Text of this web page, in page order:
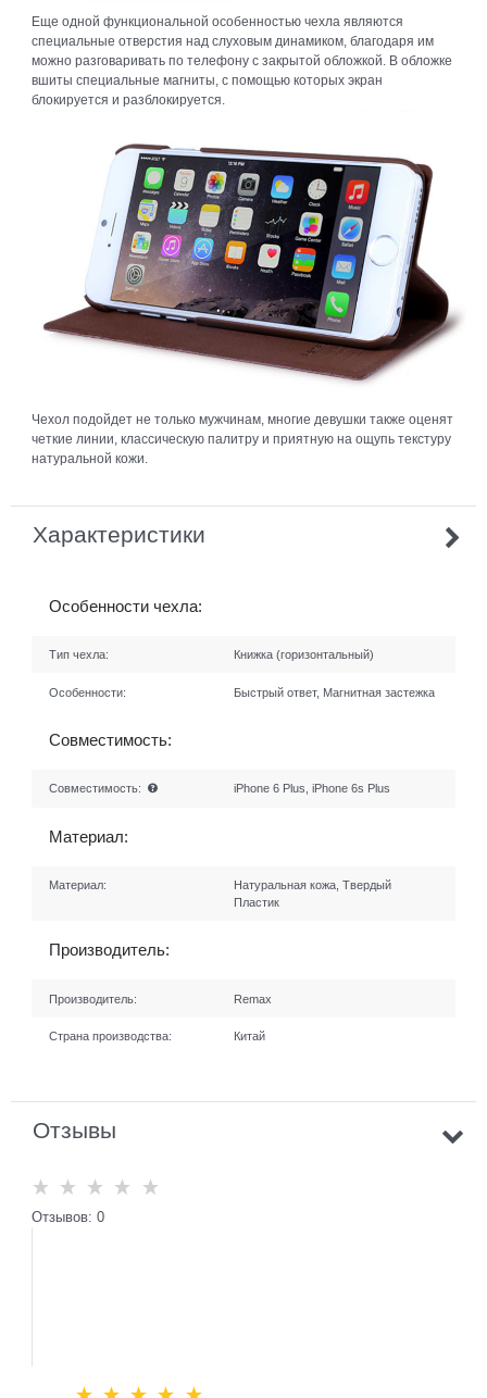
Еще одной функциональной особенностью чехла являются
специальные отверстия над слуховым динамиком, благодаря им
можно разговаривать по телефону с закрытой обложкой. В обложке
вшиты специальные магниты, с помощью которых экран
блокируется и разблокируется.
Чехол подойдет не только мужчинам, многие девушки также оценят
четкие линии, классическую палитру и приятную на ощупь текстуру
натуральной кожи.
Характеристики
Особенности чехла:
Тип чехла: Книжка (горизонтальный)
Особенности: Быстрый ответ, Магнитная застежка
Совместимость:
Совместимость: iPhone 6 Plus, iPhone 6s Plus
Материал:
Материал:
Натуральная кожа, Твердый
Пластик
Производитель:
Производитель: Remax
Страна производства: Китай
Отзывы
Отзывов: 0